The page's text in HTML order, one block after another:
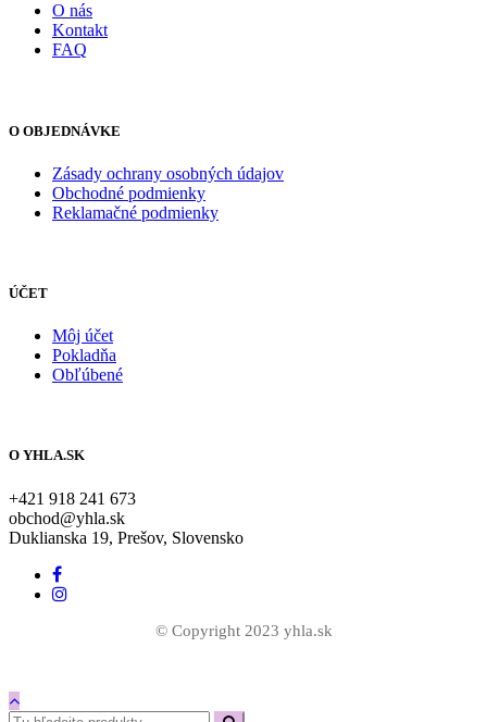
O nás
Kontakt
FAQ
O OBJEDNÁVKE
Zásady ochrany osobných údajov
Obchodné podmienky
Reklamačné podmienky
ÚČET
Môj účet
Pokladňa
Obľúbené
O YHLA.SK
+421 918 241 673
obchod@yhla.sk
Duklianska 19, Prešov, Slovensko
© Copyright 2023 yhla.sk